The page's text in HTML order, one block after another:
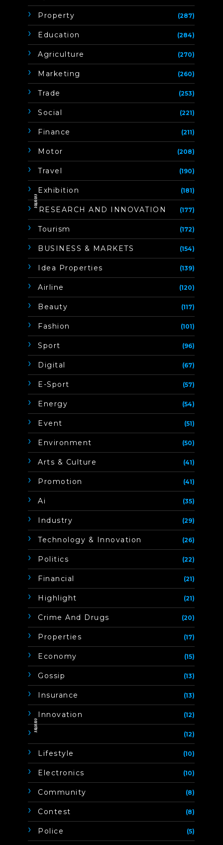
Property (287)
Education (284)
Agriculture (270)
Marketing (260)
Trade (253)
Social (221)
Finance (211)
Motor (208)
Travel (190)
Exhibition (181)
ิิีิิิิิRESEARCH AND INNOVATION (177)
Tourism (172)
BUSINESS & MARKETS (154)
Idea Properties (139)
Airline (120)
Beauty (117)
Fashion (101)
Sport (96)
Digital (67)
E-Sport (57)
Energy (54)
Event (51)
Environment (50)
Arts & Culture (41)
Promotion (41)
Ai (35)
Industry (29)
Technology & Innovation (26)
Politics (22)
Financial (21)
Highlight (21)
Crime And Drugs (20)
Properties (17)
Economy (15)
Gossip (13)
Insurance (13)
Innovation (12)
(12)
Lifestyle (10)
Electronics (10)
Community (8)
Contest (8)
Police (5)